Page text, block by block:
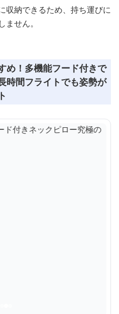
収納できるため、持ち運びに
せん。
め！多機能フード付きで
時間フライトでも姿勢が